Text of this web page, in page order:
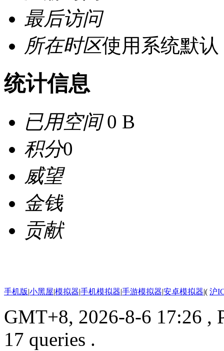
最后访问
所在时区使用系统默认
统计信息
已用空间0 B
积分0
威望
金钱
贡献
手机版|小黑屋|模拟器|手机模拟器|手游模拟器|安卓模拟器|( 沪
GMT+8, 2026-8-6 17:26 ,
17 queries .